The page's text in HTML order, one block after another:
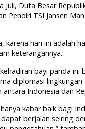
Juli, Duta Besar
Pendiri TSI Jansen
karena hari ini adalah
keterangannya.
bayi panda ini
diplomasi
Indonesia dan
kabar baik bagi
berjalan seiring